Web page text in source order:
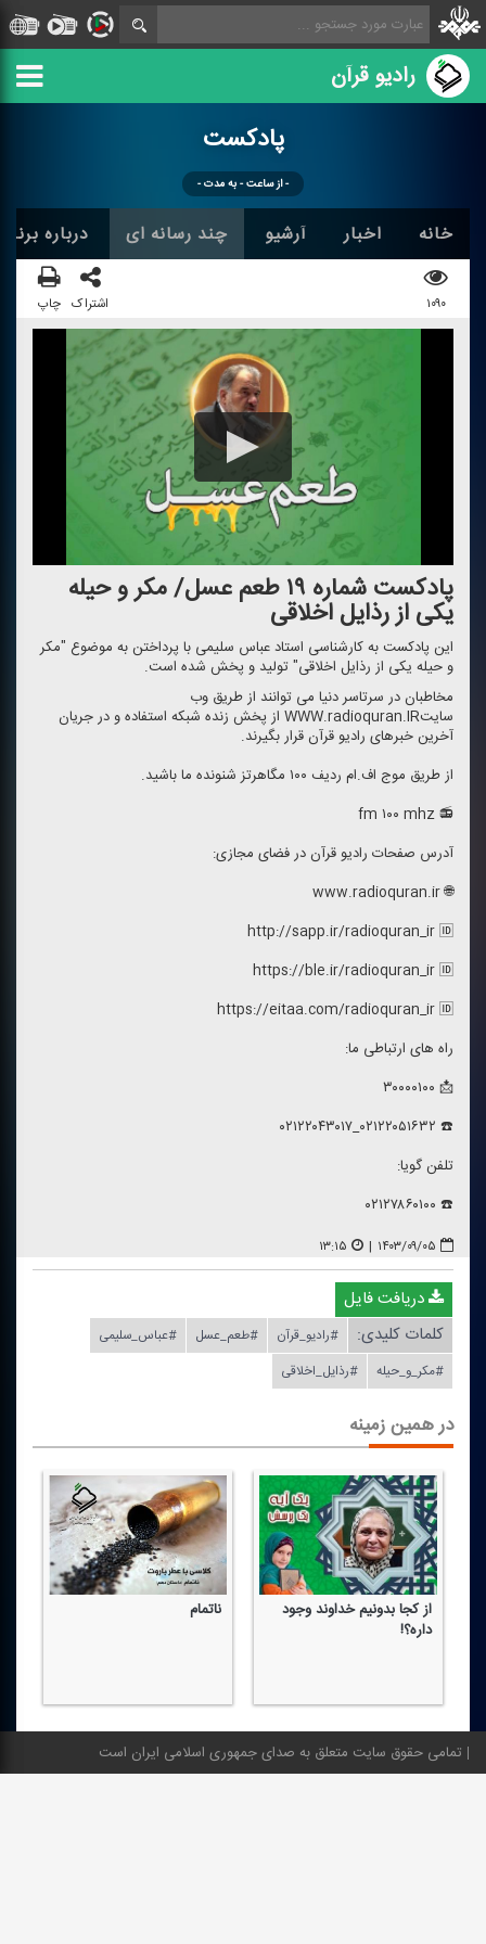
رادیو قرآن
پادكست
- از ساعت - به مدت -
خانه اخبار آرشیو چند رسانه ای درباره
۱۰۹۰ اشتراک چاپ
پادكست شماره ۱۹ طعم عسل/ مكر و حیله
یكی از رذایل اخلاقی
این پادكست به كارشناسی استاد عباس سلیمی با پرداختن به موضوع "مكر
و حیله یكی از رذایل اخلاقی" تولید و پخش شده است.
مخاطبان در سرتاسر دنیا می توانند از طریق وب
سایتWWW.radioquran.IR از پخش زنده شبكه استفاده و در جریان
آخرین خبرهای رادیو قرآن قرار بگیرند.
از طریق موج اف.ام ردیف ۱۰۰ مگاهرتز شنونده ما باشید.
📻 fm ۱۰۰ mhz
آدرس صفحات رادیو قرآن در فضای مجازی:
🌐 www.radioquran.ir
http://sapp.ir/radioquran_ir 🆔
https://ble.ir/radioquran_ir 🆔
https://eitaa.com/radioquran_ir 🆔
راه های ارتباطی ما:
📩 ۳۰۰۰۰۱۰۰
☎️ ۰۲۱۲۲۰۵۱۶۳۲_۰۲۱۲۲۰۴۳۰۱۷
تلفن گویا:
☎️ ۰۲۱۲۷۸۶۰۱۰۰
۱۴۰۳/۰۹/۰۵ | ۱۳:۱۵
دریافت فایل
کلمات کلیدی:
#رادیو_قرآن #طعم_عسل
#عباس_سلیمی
#مكر_و_حیله
#رذایل_اخلاقی
در همین زمینه
از كجا بدونیم خداوند وجود
داره؟!
ناتمام
تمامی حقوق سایت متعلق به صدای جمهوری اسلامی ایران است